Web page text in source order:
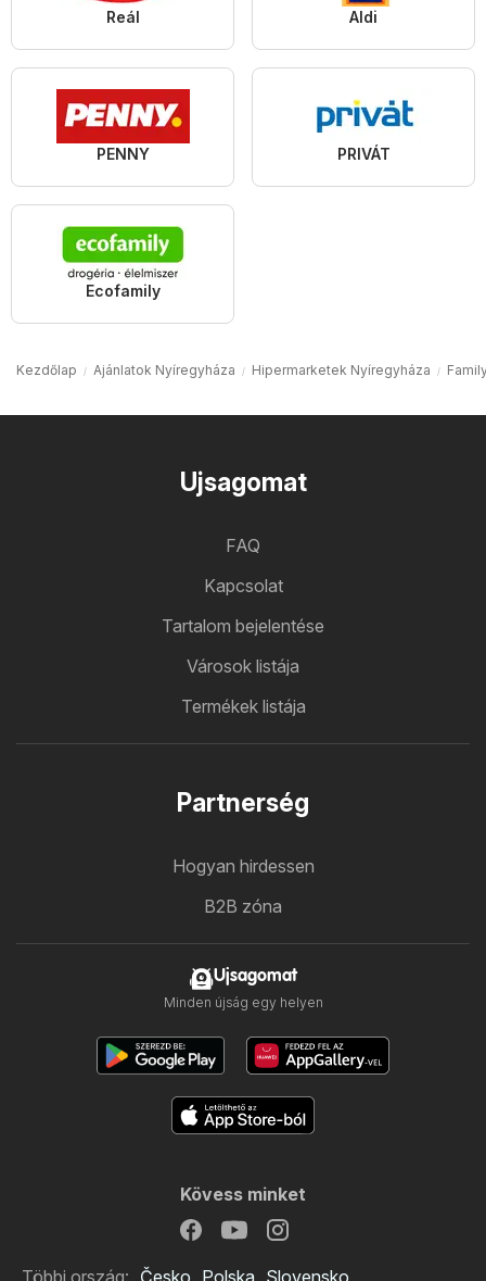
Reál Aldi
PENNY PRIVÁT
Ecofamily
Kezdőlap Ajánlatok Nyíregyháza Hipermarketek Nyíregyháza
Ujsagomat
FAQ
Kapcsolat
Tartalom bejelentése
Városok listája
Termékek listája
Partnerség
Hogyan hirdessen
B2B zóna
Ujsagomat
Minden újság egy helyen
Kövess minket